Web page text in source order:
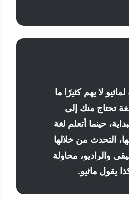
لا يهم كثيرًا ما
تحتاج منك إلى
حينما أتعلم لغة
التحدث من خلالها
والراديو، محاولة
يقول ماثيو.